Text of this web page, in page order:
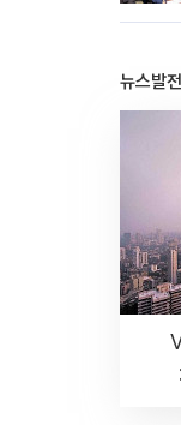
뉴스발